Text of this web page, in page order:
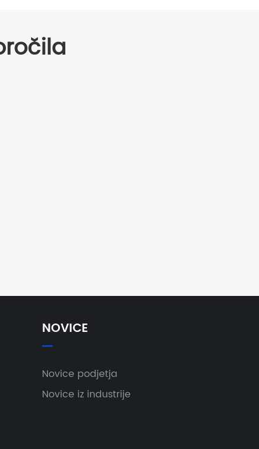
NOVICE
Novice podjetja
Novice iz industrije